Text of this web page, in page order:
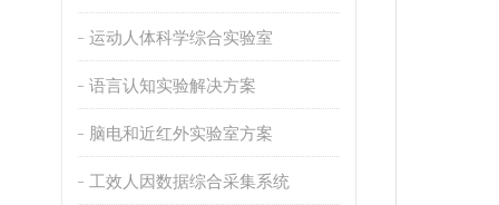
运动人体科学综合实验室
语言认知实验解决方案
脑电和近红外实验室方案
工效人因数据综合采集系统